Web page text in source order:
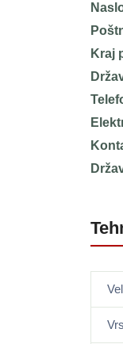
Kraj